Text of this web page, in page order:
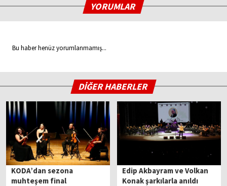
YORUMLAR
Bu haber henüz yorumlanmamış...
DİĞER HABERLER
KODA’dan sezona
muhteşem final
Edip Akbayram ve Volkan
Konak şarkılarla anıldı